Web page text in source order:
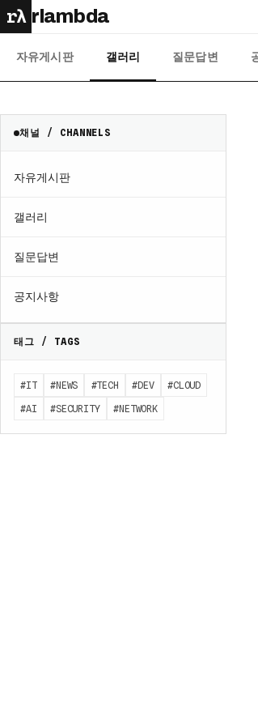
rλ rlambda
자유게시판 갤러리 질문답변
채널 / CHANNELS
자유게시판
갤러리
질문답변
공지사항
태그 / TAGS
#IT #NEWS #TECH #DEV #CLOUD
#AI #SECURITY #NETWORK